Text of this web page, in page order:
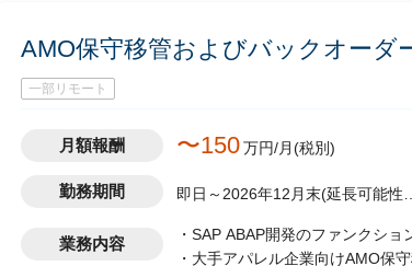
AMO保守移管およびバックオーダ
一部リモート
月額報酬 〜150万円/月(税別)
勤務期間
即日～2026年12月末(延長可能性
業務内容
・SAP ABAP開発のファンクシ
・大手アパレル企業向けAMO保